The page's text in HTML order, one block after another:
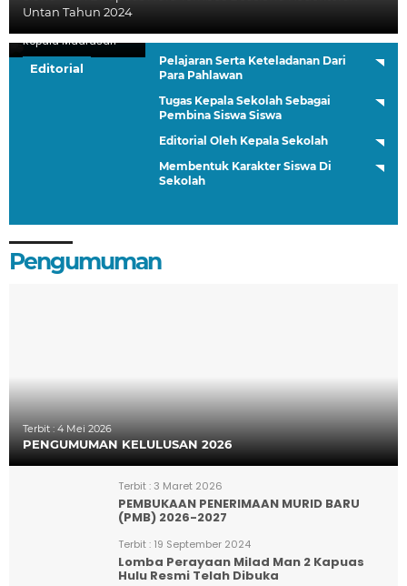
Untan Tahun 2024
Editorial
Kepala Madrasah
Pelajaran Serta Keteladanan Dari
Para Pahlawan
Tugas Kepala Sekolah Sebagai
Pembina Siswa Siswa
Editorial Oleh Kepala Sekolah
Membentuk Karakter Siswa Di
Sekolah
Pengumuman
Terbit : 4 Mei 2026
PENGUMUMAN KELULUSAN 2026
Terbit : 3 Maret 2026
PEMBUKAAN PENERIMAAN MURID BARU
(PMB) 2026-2027
Terbit : 19 September 2024
Lomba Perayaan Milad Man 2 Kapuas
Hulu Resmi Telah Dibuka